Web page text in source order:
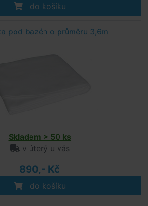
do košíku
pod bazén o průměru 3,6m
Skladem > 50 ks
v úterý u vás
890,- Kč
do košíku